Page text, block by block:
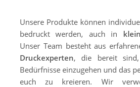
Unsere Produkte können
bedruckt werden, auch in
Unser Team besteht aus
Druckexperten, die bereit
Bedürfnisse einzugehen und das
euch zu kreieren. Wir